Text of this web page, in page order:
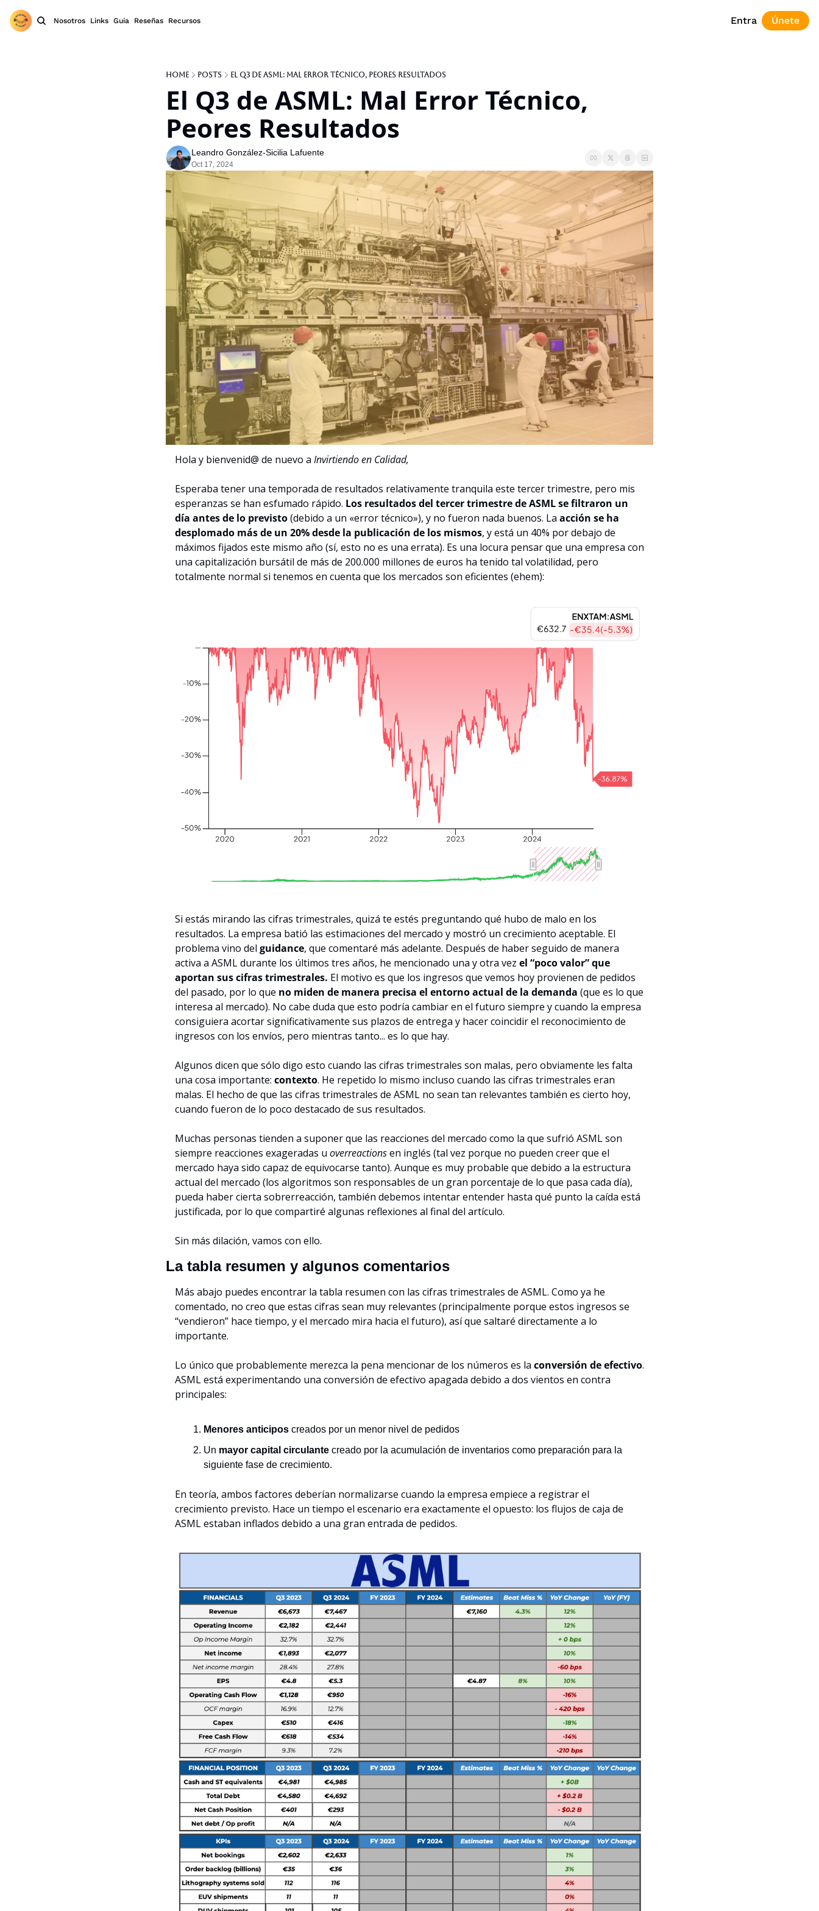
Nosotros Links Guía Reseñas Recursos Entra Únete
Home Posts El Q3 de ASML: Mal Error Técnico, Peores Resultados
El Q3 de ASML: Mal Error Técnico,
Peores Resultados
Leandro González-Sicilia Lafuente
Oct 17, 2024
Hola y bienvenid@ de nuevo a Invirtiendo en Calidad,
Esperaba tener una temporada de resultados relativamente tranquila este tercer trimestre, pero mis
esperanzas se han esfumado rápido. Los resultados del tercer trimestre de ASML se filtraron un
día antes de lo previsto (debido a un «error técnico»), y no fueron nada buenos. La acción se ha
desplomado más de un 20% desde la publicación de los mismos, y está un 40% por debajo de
máximos fijados este mismo año (sí, esto no es una errata). Es una locura pensar que una empresa con
una capitalización bursátil de más de 200.000 millones de euros ha tenido tal volatilidad, pero
totalmente normal si tenemos en cuenta que los mercados son eficientes (ehem):
Si estás mirando las cifras trimestrales, quizá te estés preguntando qué hubo de malo en los
resultados. La empresa batió las estimaciones del mercado y mostró un crecimiento aceptable. El
problema vino del guidance, que comentaré más adelante. Después de haber seguido de manera
activa a ASML durante los últimos tres años, he mencionado una y otra vez el “poco valor” que
aportan sus cifras trimestrales. El motivo es que los ingresos que vemos hoy provienen de pedidos
del pasado, por lo que no miden de manera precisa el entorno actual de la demanda (que es lo que
interesa al mercado). No cabe duda que esto podría cambiar en el futuro siempre y cuando la empresa
consiguiera acortar significativamente sus plazos de entrega y hacer coincidir el reconocimiento de
ingresos con los envíos, pero mientras tanto... es lo que hay.
Algunos dicen que sólo digo esto cuando las cifras trimestrales son malas, pero obviamente les falta
una cosa importante: contexto. He repetido lo mismo incluso cuando las cifras trimestrales eran
malas. El hecho de que las cifras trimestrales de ASML no sean tan relevantes también es cierto hoy,
cuando fueron de lo poco destacado de sus resultados.
Muchas personas tienden a suponer que las reacciones del mercado como la que sufrió ASML son
siempre reacciones exageradas u overreactions en inglés (tal vez porque no pueden creer que el
mercado haya sido capaz de equivocarse tanto). Aunque es muy probable que debido a la estructura
actual del mercado (los algoritmos son responsables de un gran porcentaje de lo que pasa cada día),
pueda haber cierta sobrerreacción, también debemos intentar entender hasta qué punto la caída está
justificada, por lo que compartiré algunas reflexiones al final del artículo.
Sin más dilación, vamos con ello.
La tabla resumen y algunos comentarios
Más abajo puedes encontrar la tabla resumen con las cifras trimestrales de ASML. Como ya he
comentado, no creo que estas cifras sean muy relevantes (principalmente porque estos ingresos se
“vendieron” hace tiempo, y el mercado mira hacia el futuro), así que saltaré directamente a lo
importante.
Lo único que probablemente merezca la pena mencionar de los números es la conversión de efectivo.
ASML está experimentando una conversión de efectivo apagada debido a dos vientos en contra
principales:
Menores anticipos creados por un menor nivel de pedidos
Un mayor capital circulante creado por la acumulación de inventarios como preparación para la
siguiente fase de crecimiento.
En teoría, ambos factores deberían normalizarse cuando la empresa empiece a registrar el
crecimiento previsto. Hace un tiempo el escenario era exactamente el opuesto: los flujos de caja de
ASML estaban inflados debido a una gran entrada de pedidos.